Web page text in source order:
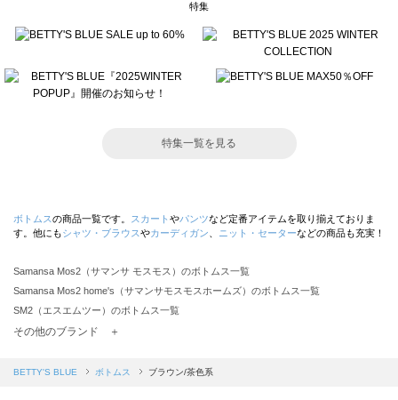
特集
特集一覧を見る
ボトムスの商品一覧です。 スカート やパンツなど定番アイテムを取り揃えておりま
す。他にもシャツ・ブラウスやカーディガン ニット・セーターなどの商品も充実！
Samansa Mos2（サマンサ モスモス）のボトムス一覧
Samansa Mos2 home's（サマンサモスモスホームズ）のボトムス一覧
SM2（エスエムツー）のボトムス一覧
TSUHARU by Samansa Mos2（ツハルバイサマンサモスモス）のボトムス一覧
Samansa Mos2 blue（サマンサモスモス ブルー）のボトムス一覧
その他のブランド ＋
BETTY'S BLUE ボトムス ブラウン/茶色系